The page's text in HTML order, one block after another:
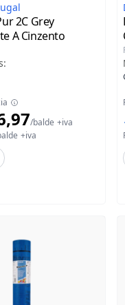
2C Grey
A Cinzento
:
/balde +iva
+iva